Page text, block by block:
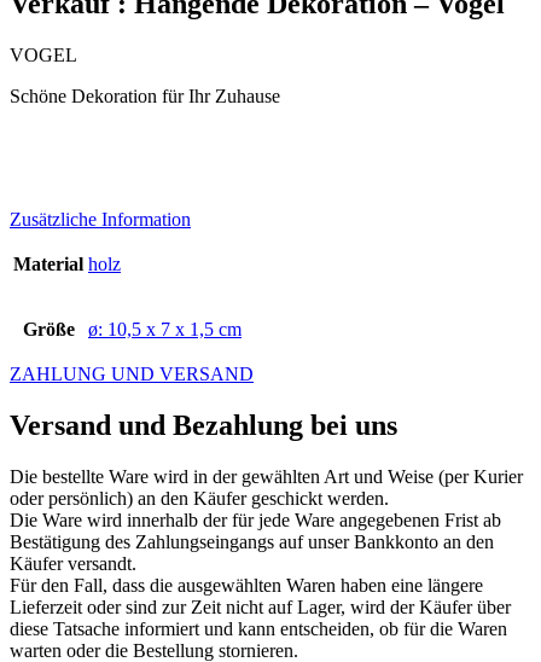
VOGEL
Schöne Dekoration für Ihr Zuhause
Zusätzliche Information
Material holz
Größe ø: 10,5 x 7 x 1,5 cm
ZAHLUNG UND VERSAND
Versand und Bezahlung bei uns
Die bestellte Ware wird in der gewählten Art und Weise (per Kurier
oder persönlich) an den Käufer geschickt werden.
Die Ware wird innerhalb der für jede Ware angegebenen Frist ab
Bestätigung des Zahlungseingangs auf unser Bankkonto an den
Käufer versandt.
Für den Fall, dass die ausgewählten Waren haben eine längere
Lieferzeit oder sind zur Zeit nicht auf Lager, wird der Käufer über
diese Tatsache informiert und kann entscheiden, ob für die Waren
warten oder die Bestellung stornieren.